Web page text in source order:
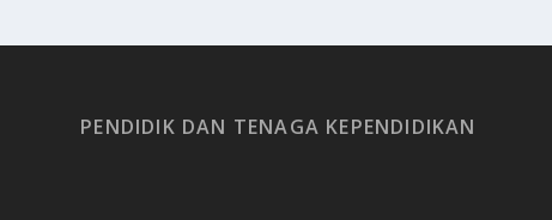
PENDIDIK DAN TENAGA KEPENDIDIKAN